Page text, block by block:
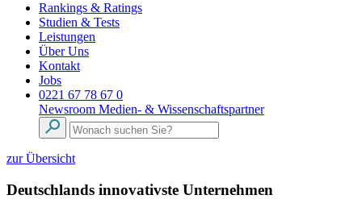
Rankings & Ratings
Studien & Tests
Leistungen
Über Uns
Kontakt
Jobs
0221 67 78 67 0
Newsroom Medien- & Wissenschaftspartner
zur Übersicht
Deutschlands innovativste Unternehmen